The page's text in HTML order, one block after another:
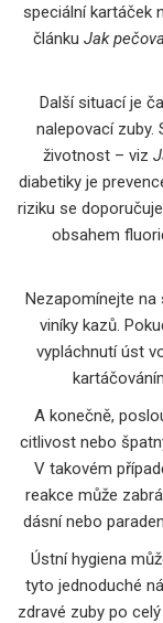
speciální kartáček
článku Jak
Další situací je
nalepovací zuby.
životnost – viz
diabetiky je
riziku se
obsahem
Nezapomínejte na
viníky kazů.
vypláchnutí úst
A konečně,
citlivost nebo
V takovém
reakce může
dásní nebo
Ústní hygiena
tyto jednoduché
zdravé zuby po